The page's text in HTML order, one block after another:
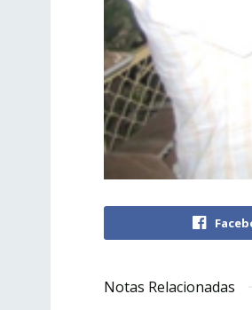
Notas Relacionadas